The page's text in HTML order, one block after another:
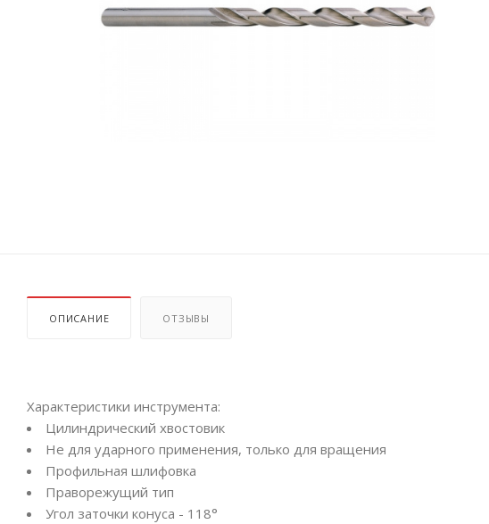
ОПИСАНИЕ ОТЗЫВЫ
Характеристики инструмента:
Цилиндрический хвостовик
Не для ударного применения, только для вращения
Профильная шлифовка
Праворежущий тип
Угол заточки конуса - 118°